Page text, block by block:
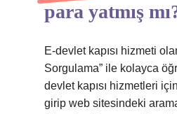
para yatmış
E-devlet kapısı hizmeti
Sorgulama” ile kolayca
devlet kapısı hizmetleri
girip web sitesindeki